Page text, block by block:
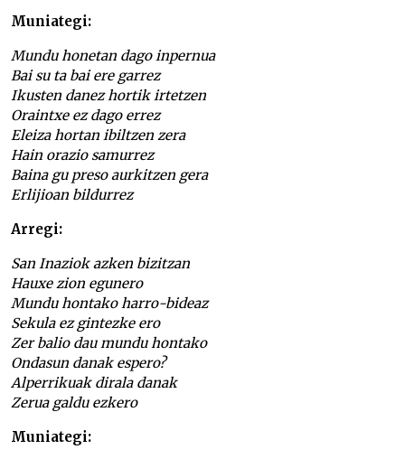
Muniategi:
Mundu honetan dago inpernua
Bai su ta bai ere garrez
Ikusten danez hortik irtetzen
Oraintxe ez dago errez
Eleiza hortan ibiltzen zera
Hain orazio samurrez
Baina gu preso aurkitzen gera
Erlijioan bildurrez
Arregi:
San Inaziok azken bizitzan
Hauxe zion egunero
Mundu hontako harro-bideaz
Sekula ez gintezke ero
Zer balio dau mundu hontako
Ondasun danak espero?
Alperrikuak dirala danak
Zerua galdu ezkero
Muniategi: